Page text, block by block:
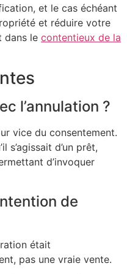
et le cas échéant
et réduire votre
dans le contentieux de la
l’annulation ?
vice du consentement.
s’agissait d’un prêt,
d’invoquer
de
était
pas une vraie vente.